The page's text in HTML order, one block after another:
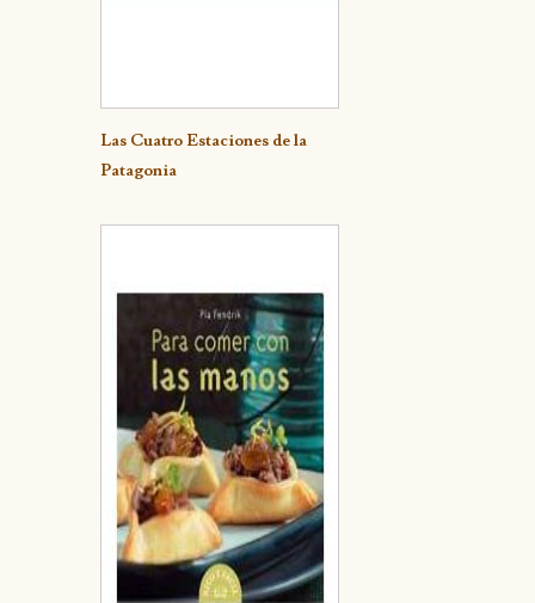
Detalle
Las Cuatro Estaciones de la
Patagonia